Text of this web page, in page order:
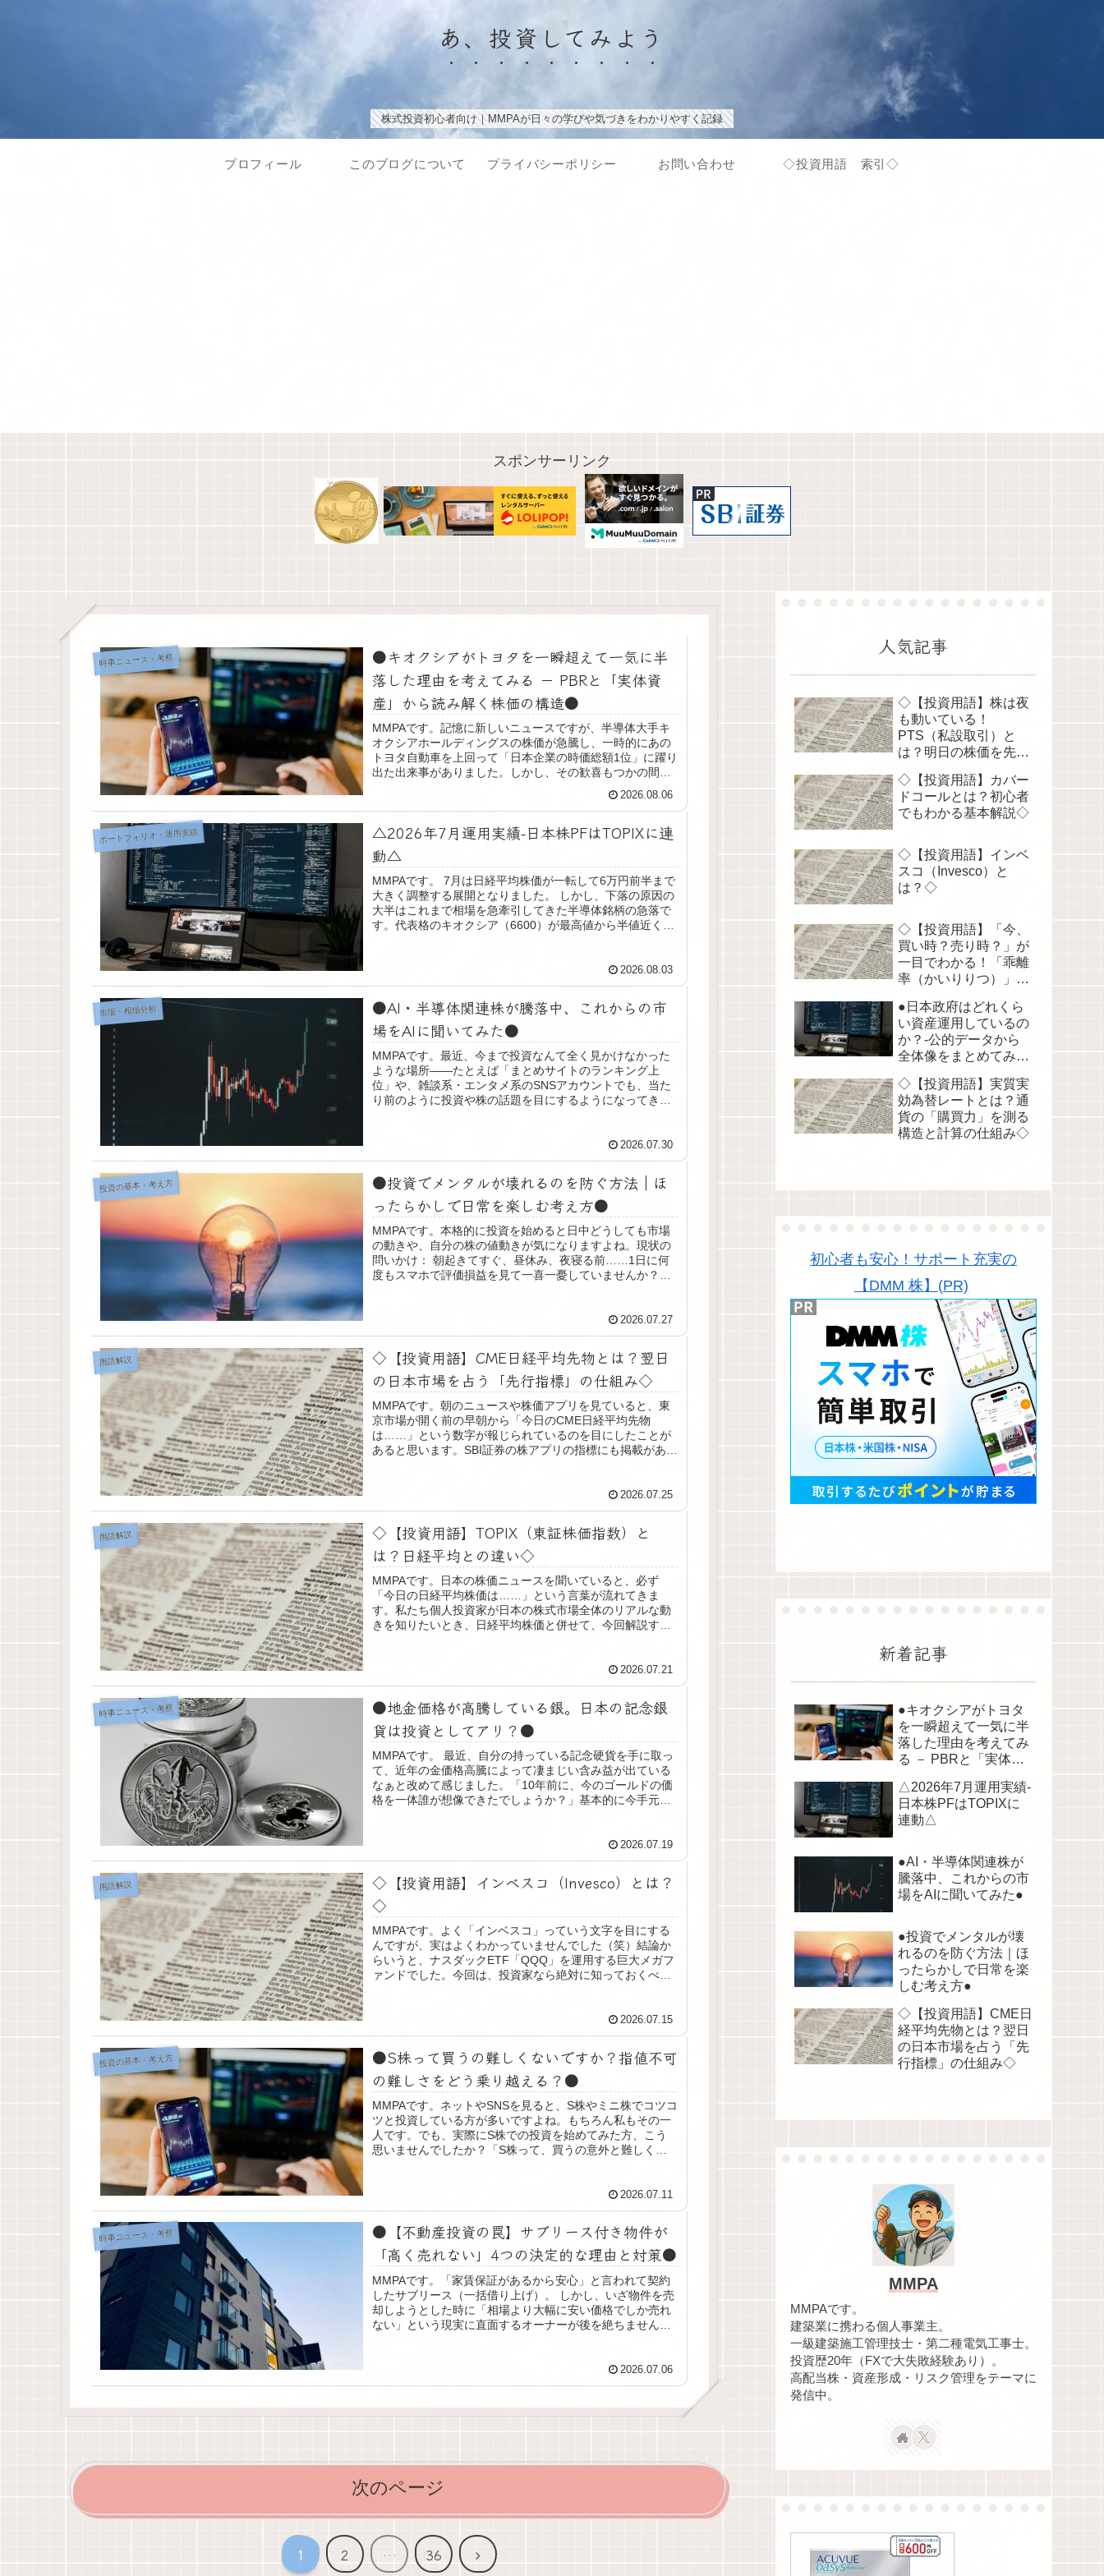
あ、投資してみよう
株式投資初心者向け｜MMPAが日々の学びや気づきをわかりやすく記録
プロフィール このブログについて プライバシーポリシー お問い合わせ ◇投資用語 索引◇
スポンサーリンク
時事ニュース・考察
●キオクシアがトヨタを一瞬超えて一気に半
落した理由を考えてみる － PBRと「実体資
産」から読み解く株価の構造●
MMPAです。記憶に新しいニュースですが、半導体大手キ
オクシアホールディングスの株価が急騰し、一時的にあの
トヨタ自動車を上回って「日本企業の時価総額1位」に躍り
出た出来事がありました。しかし、その歓喜もつかの間、
2026.08.06
ポートフォリオ・運用実績
△2026年7月運用実績-日本株PFはTOPIXに連
動△
MMPAです。 7月は日経平均株価が一転して6万円前半まで
大きく調整する展開となりました。 しかし、下落の原因の
大半はこれまで相場を急牽引してきた半導体銘柄の急落で
す。代表格のキオクシア（6600）が最高値から半値近くま
2026.08.03
市場・相場分析
●AI・半導体関連株が騰落中、これからの市
場をAIに聞いてみた●
MMPAです。最近、今まで投資なんて全く見かけなかった
ような場所——たとえば「まとめサイトのランキング上
位」や、雑談系・エンタメ系のSNSアカウントでも、当た
り前のように投資や株の話題を目にするようになってきま
2026.07.30
投資の基本・考え方
●投資でメンタルが壊れるのを防ぐ方法｜ほ
ったらかしで日常を楽しむ考え方●
MMPAです。本格的に投資を始めると日中どうしても市場
の動きや、自分の株の値動きが気になりますよね。現状の
問いかけ： 朝起きてすぐ、昼休み、夜寝る前……1日に何
度もスマホで評価損益を見て一喜一憂していませんか？本
2026.07.27
用語解説
◇【投資用語】CME日経平均先物とは？翌日
の日本市場を占う「先行指標」の仕組み◇
MMPAです。朝のニュースや株価アプリを見ていると、東
京市場が開く前の早朝から「今日のCME日経平均先物
は……」という数字が報じられているのを目にしたことが
あると思います。SBI証券の株アプリの指標にも掲載があり
2026.07.25
用語解説
◇【投資用語】TOPIX（東証株価指数）と
は？日経平均との違い◇
MMPAです。日本の株価ニュースを聞いていると、必ず
「今日の日経平均株価は……」という言葉が流れてきま
す。私たち個人投資家が日本の株式市場全体のリアルな動
きを知りたいとき、日経平均株価と併せて、今回解説する
2026.07.21
時事ニュース・考察
●地金価格が高騰している銀。日本の記念銀
貨は投資としてアリ？●
MMPAです。 最近、自分の持っている記念硬貨を手に取っ
て、近年の金価格高騰によって凄まじい含み益が出ている
なぁと改めて感じました。「10年前に、今のゴールドの価
格を一体誰が想像できたでしょうか？」基本的に今手元に
2026.07.19
用語解説
◇【投資用語】インベスコ（Invesco）とは？
◇
MMPAです。よく「インベスコ」っていう文字を目にする
んですが、実はよくわかっていませんでした（笑）結論か
らいうと、ナスダックETF「QQQ」を運用する巨大メガフ
ァンドでした。今回は、投資家なら絶対に知っておくべき
2026.07.15
投資の基本・考え方
●S株って買うの難しくないですか？指値不可
の難しさをどう乗り越える？●
MMPAです。ネットやSNSを見ると、S株やミニ株でコツコ
ツと投資している方が多いですよね。もちろん私もその一
人です。でも、実際にS株での投資を始めてみた方、こう
思いませんでしたか？「S株って、買うの意外と難しくな
2026.07.11
時事ニュース・考察
●【不動産投資の罠】サブリース付き物件が
「高く売れない」4つの決定的な理由と対策●
MMPAです。「家賃保証があるから安心」と言われて契約
したサブリース（一括借り上げ）。 しかし、いざ物件を売
却しようとした時に「相場より大幅に安い価格でしか売れ
ない」という現実に直面するオーナーが後を絶ちません。
2026.07.06
次のページ
1 2 … 36 次
人気記事
◇【投資用語】株は夜
も動いている！
PTS（私設取引）と
は？明日の株価を先読
◇【投資用語】カバー
ドコールとは？初心者
でもわかる基本解説◇
◇【投資用語】インベ
スコ（Invesco）と
は？◇
◇【投資用語】「今、
買い時？売り時？」が
一目でわかる！「乖離
率（かいりりつ）」を
●日本政府はどれくら
い資産運用しているの
か？-公的データから
全体像をまとめてみま
◇【投資用語】実質実
効為替レートとは？通
貨の「購買力」を測る
構造と計算の仕組み◇
初心者も安心！サポート充実の
【DMM 株】(PR)
新着記事
●キオクシアがトヨタ
を一瞬超えて一気に半
落した理由を考えてみ
る － PBRと「実体資
の構造●
△2026年7月運用実績-
日本株PFはTOPIXに
連動△
●AI・半導体関連株が
騰落中、これからの市
場をAIに聞いてみた●
●投資でメンタルが壊
れるのを防ぐ方法｜ほ
ったらかしで日常を楽
しむ考え方●
◇【投資用語】CME日
経平均先物とは？翌日
の日本市場を占う「先
行指標」の仕組み◇
MMPA
MMPAです。
建築業に携わる個人事業主。
一級建築施工管理技士・第二種電気工事士。
投資歴20年（FXで大失敗経験あり）。
高配当株・資産形成・リスク管理をテーマに
発信中。